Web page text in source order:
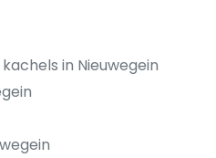
in Nieuwegein